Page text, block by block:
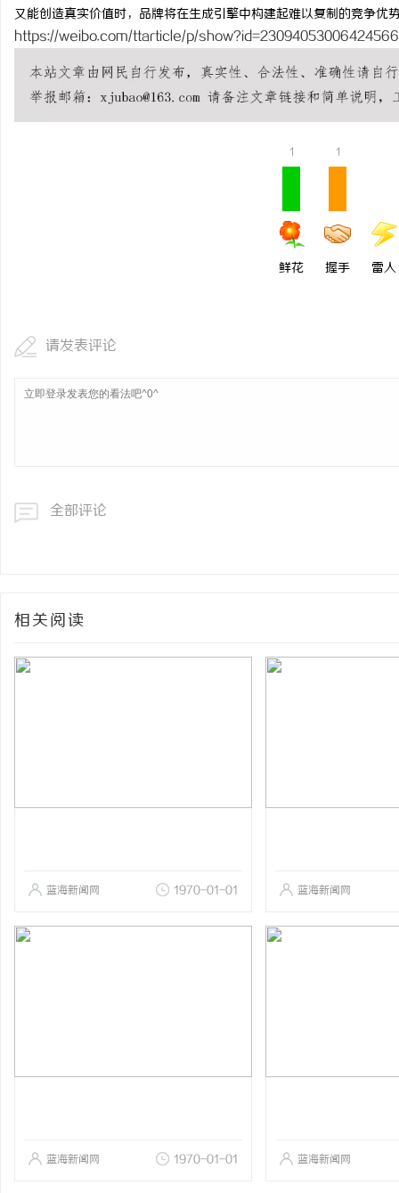
又能创造真实价值时，品牌将在生成引擎中构建起难以复制的竞争优
https://weibo.com/ttarticle/p/
1
鲜花
1
握手 雷人
请发表评论
全部评论
相关阅读
蓝海新闻网 1970-01-01 蓝海新闻网
蓝海新闻网 1970-01-01 蓝海新闻网